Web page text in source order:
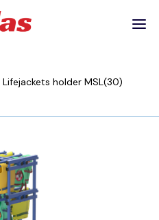
Lifejackets holder MSL(30)